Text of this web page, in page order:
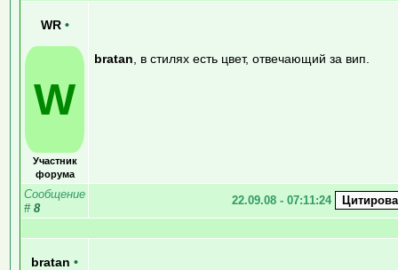
WR •
W
Участник
форума
bratan , в стилях есть цвет, отвечающий за вип.
Сообщение
# 8
22.09.08 - 07:11:24
bratan •